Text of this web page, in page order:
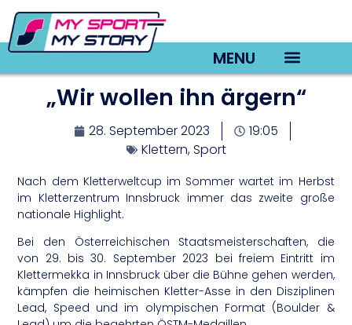
MENU
„Wir wollen ihn ärgern“
28. September 2023
19:05
Klettern,Sport
Nach dem Kletterweltcup im Sommer wartet im Herbst
im Kletterzentrum Innsbruck immer das zweite große
nationale Highlight.
Bei den Österreichischen Staatsmeisterschaften, die
von 29. bis 30. September 2023 bei freiem Eintritt im
Klettermekka in Innsbruck über die Bühne gehen werden,
kämpfen die heimischen Kletter-Asse in den Disziplinen
Lead, Speed und im olympischen Format (Boulder &